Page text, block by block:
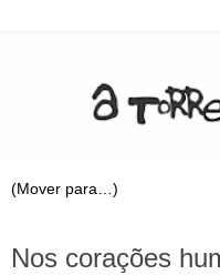
Nos corações